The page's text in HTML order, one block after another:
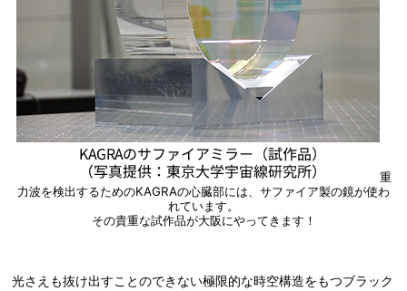
重
力波を検出するためのKAGRAの心臓部には、サファイア製の鏡が使わ
れています。
その貴重な試作品が大阪にやってきます！
光さえも抜け出すことのできない極限的な時空構造をもつブラック